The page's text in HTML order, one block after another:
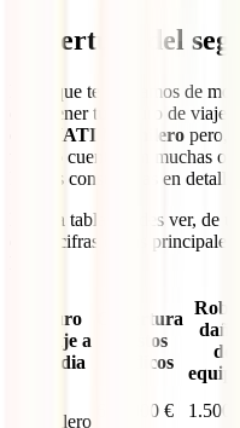
Cobertura del
Estas que te acabamos de
debe tener tu seguro de viaje
en tu IATI Mochilero pero,
terreno cuenta con muchas
Puedes consultarlas en
En esta tabla puedes ver, de
de las cifras de las
Seguro
de viaje a
Islandia
Cobertura
Gastos
Médicos
Robo
daños
de
Mochilero
600.000 € 1.500 €